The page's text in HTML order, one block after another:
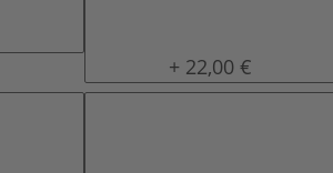
gewachst
+ 22,00 €